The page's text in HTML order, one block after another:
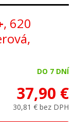
, 620
DO 7 DNÍ
37,90 €
30,81 € bez DPH